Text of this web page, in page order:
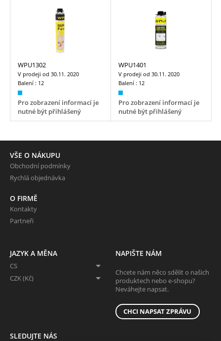
WPU1302
V prodeji od 30.11. 2020
Balení : 12
Pro zobrazení informací je
nutné být přihlášený
WPU1401
V prodeji od 30.11. 2020
Balení : 12
Pro zobrazení informací je
nutné být přihlášený
VŠE O NÁKUPU
Obchodní podmínky
Rychlá objednávka
O FIRMĚ
Kontakty
Partneři
JAZYK A MĚNA
CS
CZK (Kč)
NAPIŠTE NÁM
Chcete nám něco sdělit o našich
produktech nebo e-shopu?
Neváhejte napsat.
CHCI NAPSAT ZPRÁVU
SLEDUJTE NÁS